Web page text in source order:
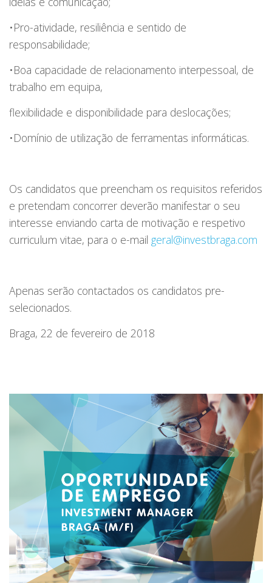
•Pro-atividade, resiliência e sentido de
responsabilidade;
•Boa capacidade de relacionamento interpessoal, de
trabalho em equipa,
flexibilidade e disponibilidade para deslocações;
•Domínio de utilização de ferramentas informáticas.
Os candidatos que preencham os requisitos referidos
e pretendam concorrer deverão manifestar o seu
interesse enviando carta de motivação e respetivo
curriculum vitae, para o e-mail geral@investbraga.com
Apenas serão contactados os candidatos pre-
selecionados.
Braga, 22 de fevereiro de 2018